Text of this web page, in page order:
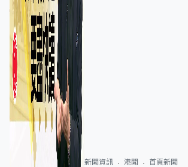
新聞資訊 港聞 首頁新聞